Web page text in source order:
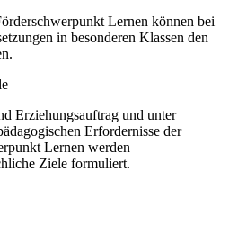
Lernen können bei
in besonderen Klassen den
Erziehungsauftrag und unter
Erfordernisse der
Lernen werden
Ziele formuliert.